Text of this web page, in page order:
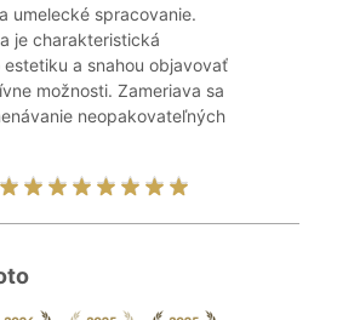
umelecké spracovanie.
je charakteristická
estetiku a snahou objavovať
možnosti. Zameriava sa
neopakovateľných